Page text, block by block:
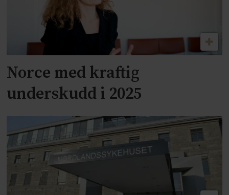
Norce med kraftig
underskudd i 2025